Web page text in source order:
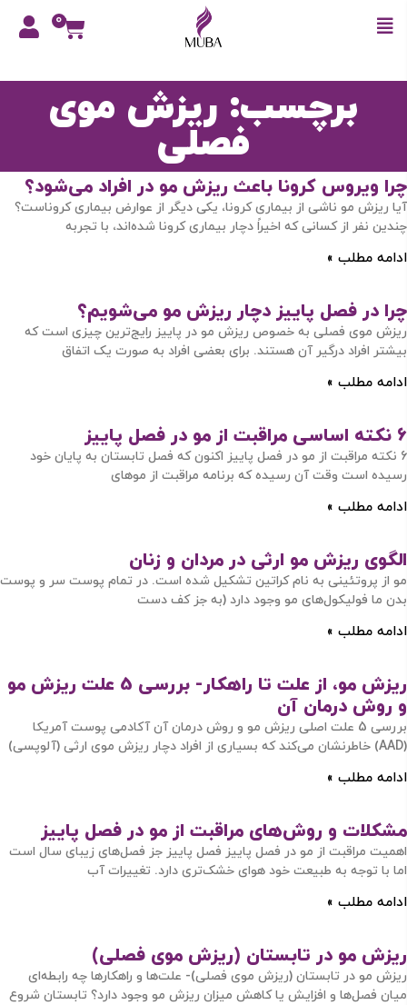
0
برچسب: ریزش موی
فصلی
چرا ویروس کرونا باعث ریزش مو در افراد می‌شود؟
آیا ریزش مو ناشی از بیماری کرونا، یکی دیگر از عوارض بیماری کروناست؟
چندین نفر از کسانی که اخیراً دچار بیماری کرونا شده‌اند، با تجربه
ادامه مطلب »
چرا در فصل پاییز دچار ریزش مو می‌شویم؟
ریزش موی فصلی به خصوص ریزش مو در پاییز رایج‌ترین چیزی است که
بیشتر افراد درگیر آن‌ هستند. برای بعضی افراد به صورت یک اتفاق
ادامه مطلب »
6 نکته اساسی مراقبت از مو در فصل پاییز
6 نکته مراقبت از مو در فصل پاییز اکنون که فصل تابستان به پایان خود
رسیده است وقت آن رسیده که برنامه مراقبت از موهای
ادامه مطلب »
الگوی ریزش مو ارثی در مردان و زنان
مو از پروتئینی به نام کراتین تشکیل شده است. در تمام پوست سر و پوست
بدن ما فولیکول‌های مو وجود دارد (به جز کف دست
ادامه مطلب »
ریزش مو، از علت تا راهکار- بررسی 5 علت ریزش مو
و روش درمان آن
بررسی 5 علت اصلی ریزش مو و روش درمان آن آکادمی پوست آمریکا
(AAD) خاطرنشان می‌کند که بسیاری از افراد دچار ریزش موی ارثی (آلوپسی)
ادامه مطلب »
مشکلات و روش‌های مراقبت از مو در فصل پاییز
اهمیت مراقبت از مو در فصل پاییز فصل پاییز جز فصل‌های زیبای سال است
اما با توجه به طبیعت خود هوای خشک‌تری دارد. تغییرات آب
ادامه مطلب »
ریزش مو در تابستان (ریزش موی فصلی)
ریزش مو در تابستان (ریزش موی فصلی)- علت‌ها و راهکارها چه رابطه‌ای
میان فصل‌ها و افزایش یا کاهش میزان ریزش مو وجود دارد؟ تابستان شروع
با شماره موبایل